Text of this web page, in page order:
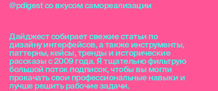
@pdigest со вкусом самореализации
Дайджест собирает свежие статьи по
дизайну интерфейсов, а также инструменты,
паттерны, кейсы, тренды и исторические
рассказы с 2009 года. Я тщательно фильтрую
большой поток подписок, чтобы вы могли
прокачать свои профессиональные навыки и
лучше решить рабочие задачи.